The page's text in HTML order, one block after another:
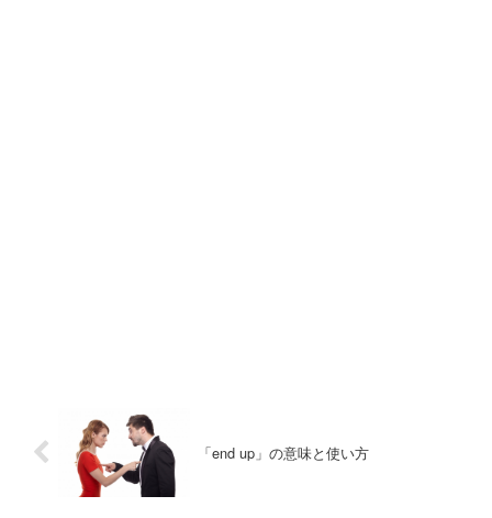
「end up」の意味と使い方